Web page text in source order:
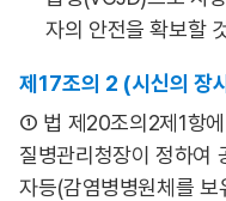
자의 안전을 확보할
제17조의 2 (시신의 장
① 법 제20조의2제1항
질병관리청장이 정하여
자등(감염병병원체를